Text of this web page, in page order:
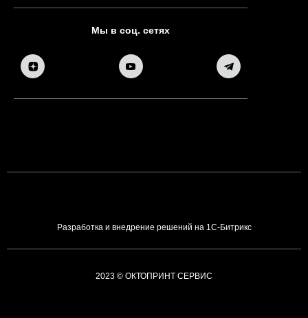
Мы в соц. сетях
Разработка и внедрение решений на 1С-Битрикс
2023 © ОКТОПРИНТ СЕРВИС